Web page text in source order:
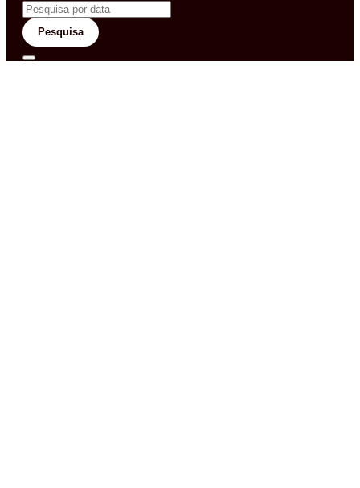
Pesquisa